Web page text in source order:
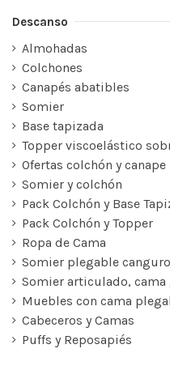
Descanso
Almohadas
Colchones
Canapés abatibles
Somier
Base tapizada
Topper viscoelástico
Ofertas colchón y canape
Somier y colchón
Pack Colchón y Base
Pack Colchón y Topper
Ropa de Cama
Somier plegable canguro
Somier articulado,
Muebles con cama
Cabeceros y Camas
Puffs y Reposapiés